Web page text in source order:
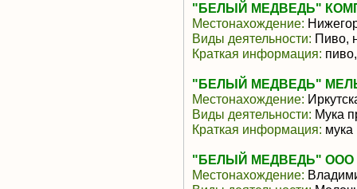
"БЕЛЫЙ МЕДВЕДЬ"
Местонахождение:
Виды деятельности: Пиво,
Краткая информация:
"БЕЛЫЙ МЕДВЕДЬ"
Местонахождение:
Виды деятельности: Мука
Краткая информация:
"БЕЛЫЙ МЕДВЕДЬ" ООО
Местонахождение: